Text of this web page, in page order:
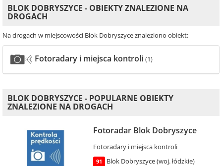
BLOK DOBRYSZYCE - OBIEKTY ZNALEZIONE NA
DROGACH
Na drogach w miejscowości Blok Dobryszyce znaleziono obiekt:
Fotoradary i miejsca kontroli (1)
BLOK DOBRYSZYCE - POPULARNE OBIEKTY
ZNALEZIONE NA DROGACH
Fotoradar Blok Dobryszyce
Fotoradary i miejsca kontroli
91 Blok Dobryszyce (woj. łódzkie)